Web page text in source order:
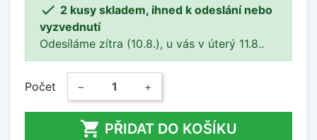
 2 kusy skladem, ihned k odeslání nebo
vyzvednutí
Odesíláme zítra (10.8.), u vás v úterý 11.8..
Počet − +
 PŘIDAT DO KOŠÍKU